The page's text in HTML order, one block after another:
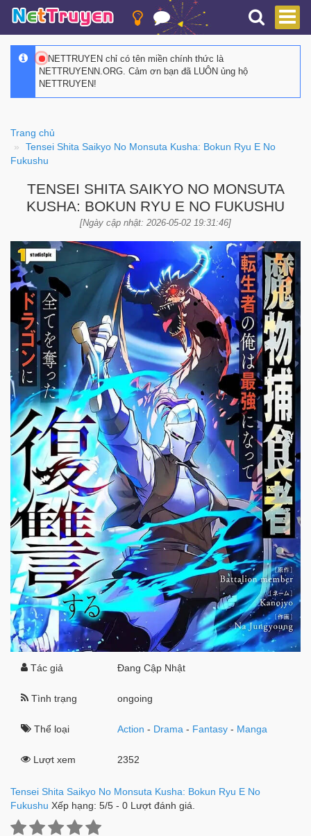
NETTRUYEN chỉ có tên miền chính thức là
NETTRUYENN.ORG. Cảm ơn bạn đã LUÔN ủng hộ
NETTRUYEN!
Trang chủ
Tensei Shita Saikyo No Monsuta Kusha: Bokun Ryu E No
Fukushu
TENSEI SHITA SAIKYO NO MONSUTA
KUSHA: BOKUN RYU E NO FUKUSHU
[Ngày cập nhật: 2026-05-02 19:31:46]
Tác giả Đang Cập Nhật
Tình trạng ongoing
Thể loại Action - Drama - Fantasy - Manga
Lượt xem 2352
Tensei Shita Saikyo No Monsuta Kusha: Bokun Ryu E No
Fukushu Xếp hạng: 5/5 - 0 Lượt đánh giá.